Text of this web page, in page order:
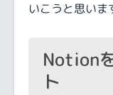
いこうと思いま
Notion
ト